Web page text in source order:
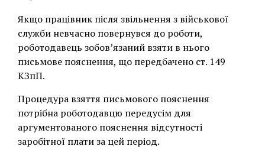
Якщо працівник після звільнення з військової
служби невчасно повернувся до роботи,
роботодавець зобов’язаний взяти в нього
письмове пояснення, що передбачено ст. 149
КЗпП.
Процедура взяття письмового пояснення
потрібна роботодавцю передусім для
аргументованого пояснення відсутності
заробітної плати за цей період.